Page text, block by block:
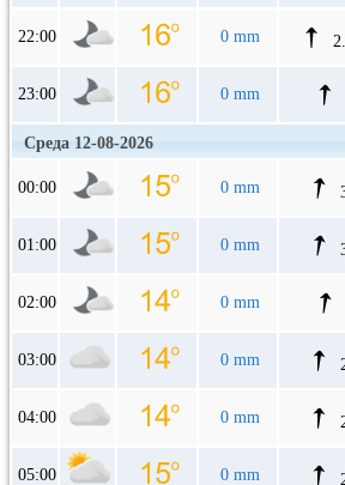
22:00 0 mm
23:00 0 mm
Среда 12-08-2026
00:00 0 mm
01:00 0 mm
02:00 0 mm
03:00 0 mm
04:00 0 mm
05:00 0 mm